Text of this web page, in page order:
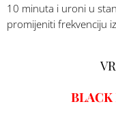
10 minuta i uroni u
promijeniti frekvenciju
BLACK